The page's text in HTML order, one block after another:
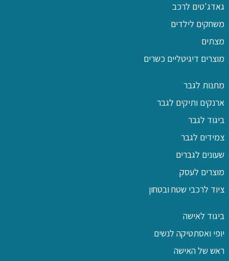
גאדג'טים לרכב
משחקים לילדים
מצתים
מוצרים דיגיטליים כשרים
מתנות לגבר
ארנקים ותיקים לגבר
ביגוד לגבר
צמידים לגבר
שעונים לגברים
מוצרים לעסק
ציוד לרכבי שטח ובטחון
ביגוד לאישה
יופי ואסתטיקה לנשים
ראש של האישה